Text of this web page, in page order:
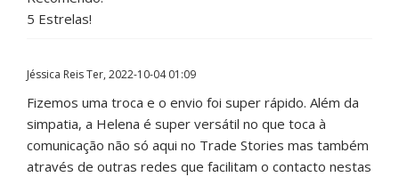
5 Estrelas!
Jéssica ReisTer, 2022-10-04 01:09
Fizemos uma troca e o envio foi super rápido. Além da
simpatia, a Helena é super versátil no que toca à
comunicação não só aqui no Trade Stories mas também
através de outras redes que facilitam o contacto nestas